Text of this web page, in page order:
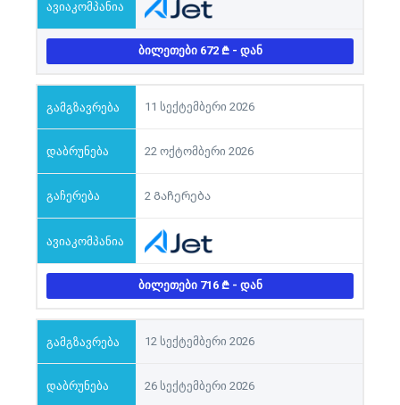
ᲑᲘᲚᲔᲗᲔᲑᲘ 672 - ᲓᲐᲜ
11 სექტემბერი 2026
22 ოქტომბერი 2026
2 Გაჩერება
ᲑᲘᲚᲔᲗᲔᲑᲘ 716 - ᲓᲐᲜ
12 სექტემბერი 2026
26 სექტემბერი 2026